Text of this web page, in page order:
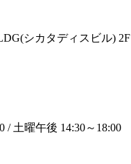
シカタディスビル) 2F
/ 土曜午後 14:30～18:00